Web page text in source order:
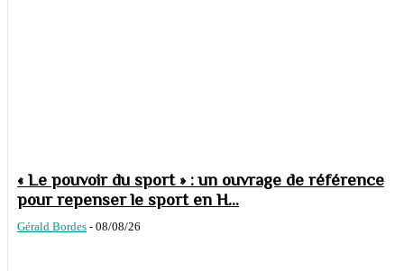
« Le pouvoir du sport » : un ouvrage de référence
pour repenser le sport en H...
Gérald Bordes - 08/08/26